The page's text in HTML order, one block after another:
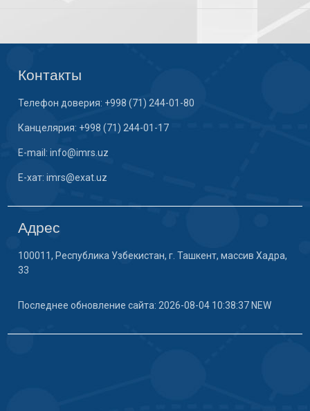
Контакты
Телефон доверия: +998 (71) 244-01-80
Канцелярия: +998 (71) 244-01-17
E-mail: info@imrs.uz
E-хат: imrs@exat.uz
Адрес
100011, Республика Узбекистан, г. Ташкент, массив Хадра,
33
Последнее обновление сайта: 2026-08-04 10:38:37 NEW